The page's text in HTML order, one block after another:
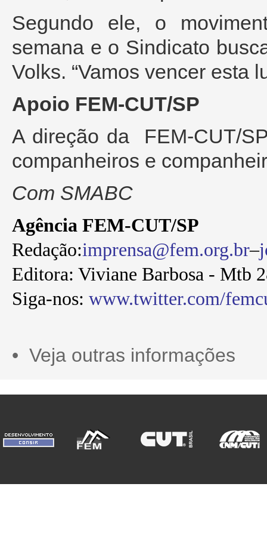
Segundo ele, o
semana e o Sindicato
Volks. “Vamos vencer esta
Apoio FEM-CUT/SP
A direção da FEM-CUT/
companheiros e
Com SMABC
Agência FEM-CUT/SP
Redação:imprensa@fem.org.br–
Editora: Viviane Barbosa - Mtb
Siga-nos: www.twitter.com/
• Veja outras informações